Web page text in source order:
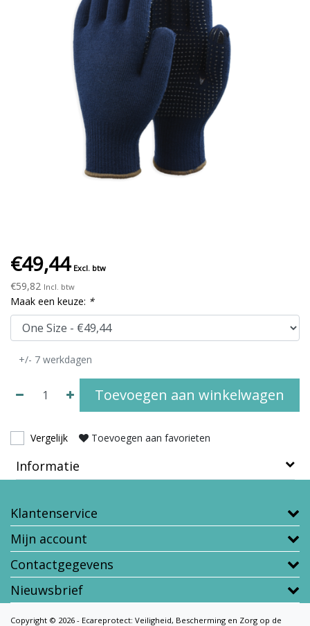
€49,44 Excl. btw
€59,82 Incl. btw
Maak een keuze: *
+/- 7 werkdagen
Toevoegen aan winkelwagen
Vergelijk Toevoegen aan favorieten
Informatie
Klantenservice
Mijn account
Contactgegevens
Nieuwsbrief
Copyright © 2026 - Ecareprotect: Veiligheid, Bescherming en Zorg op de